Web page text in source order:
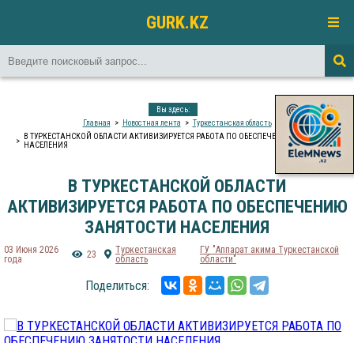
GURK.KZ
Вы здесь:
Главная
Новостная лента
Туркестанская область
В ТУРКЕСТАНСКОЙ ОБЛАСТИ АКТИВИЗИРУЕТСЯ РАБОТА ПО ОБЕСПЕЧЕНИЮ ЗАНЯТОСТИ
НАСЕЛЕНИЯ
В ТУРКЕСТАНСКОЙ ОБЛАСТИ
АКТИВИЗИРУЕТСЯ РАБОТА ПО ОБЕСПЕЧЕНИЮ
ЗАНЯТОСТИ НАСЕЛЕНИЯ
03 Июня 2026
года
23
Туркестанская
область
ГУ "Аппарат акима Туркестанской
области"
Поделиться: